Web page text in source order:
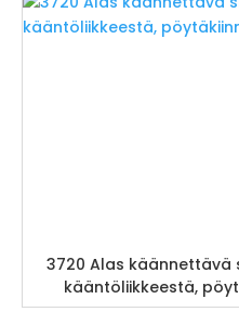
3720 Alas käännettävä
kääntöliikkeestä,